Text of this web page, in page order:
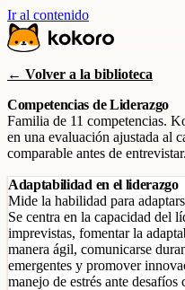
Ir al contenido
← Volver a la biblioteca
Competencias de Liderazgo
Familia de 11 competencias.
en una evaluación ajustada al
comparable antes de entrevistar.
Adaptabilidad en el liderazgo
Mide la habilidad para
Se centra en la capacidad del
imprevistas, fomentar la
manera ágil, comunicarse
emergentes y promover
manejo de estrés ante desafíos